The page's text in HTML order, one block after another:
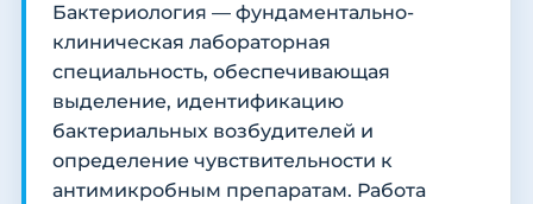
Бактериология — фундаментально-
клиническая лабораторная
специальность, обеспечивающая
выделение, идентификацию
бактериальных возбудителей и
определение чувствительности к
антимикробным препаратам. Работа